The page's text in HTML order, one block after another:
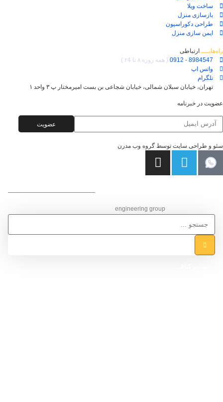
ساخت ویلا
بازسازی منزل
طراحی دکوراسیون
ایمن سازی منزل
راه‌هایــــ ارتباطی
8984547 - 0912
( همه روزه ۸ تا ۲4 )
واتس اپ
تلگرام
تهران، خیابان سبلان شمالی، خیابان شجاعی بن بست امیرمختار پ ۳ واحد ۱
عضویت در خبرنامه
عضویت
سئو و طراحی سایت توسط گروه وب مدرن
engineering group